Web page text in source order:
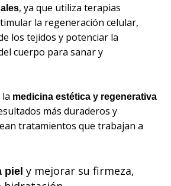
, ya que utiliza terapias
la regeneración celular,
los tejidos y potenciar la
cuerpo para sanar y
medicina estética y regenerativa
más duraderos y
tratamientos que trabajan a
piel y mejorar su firmeza,